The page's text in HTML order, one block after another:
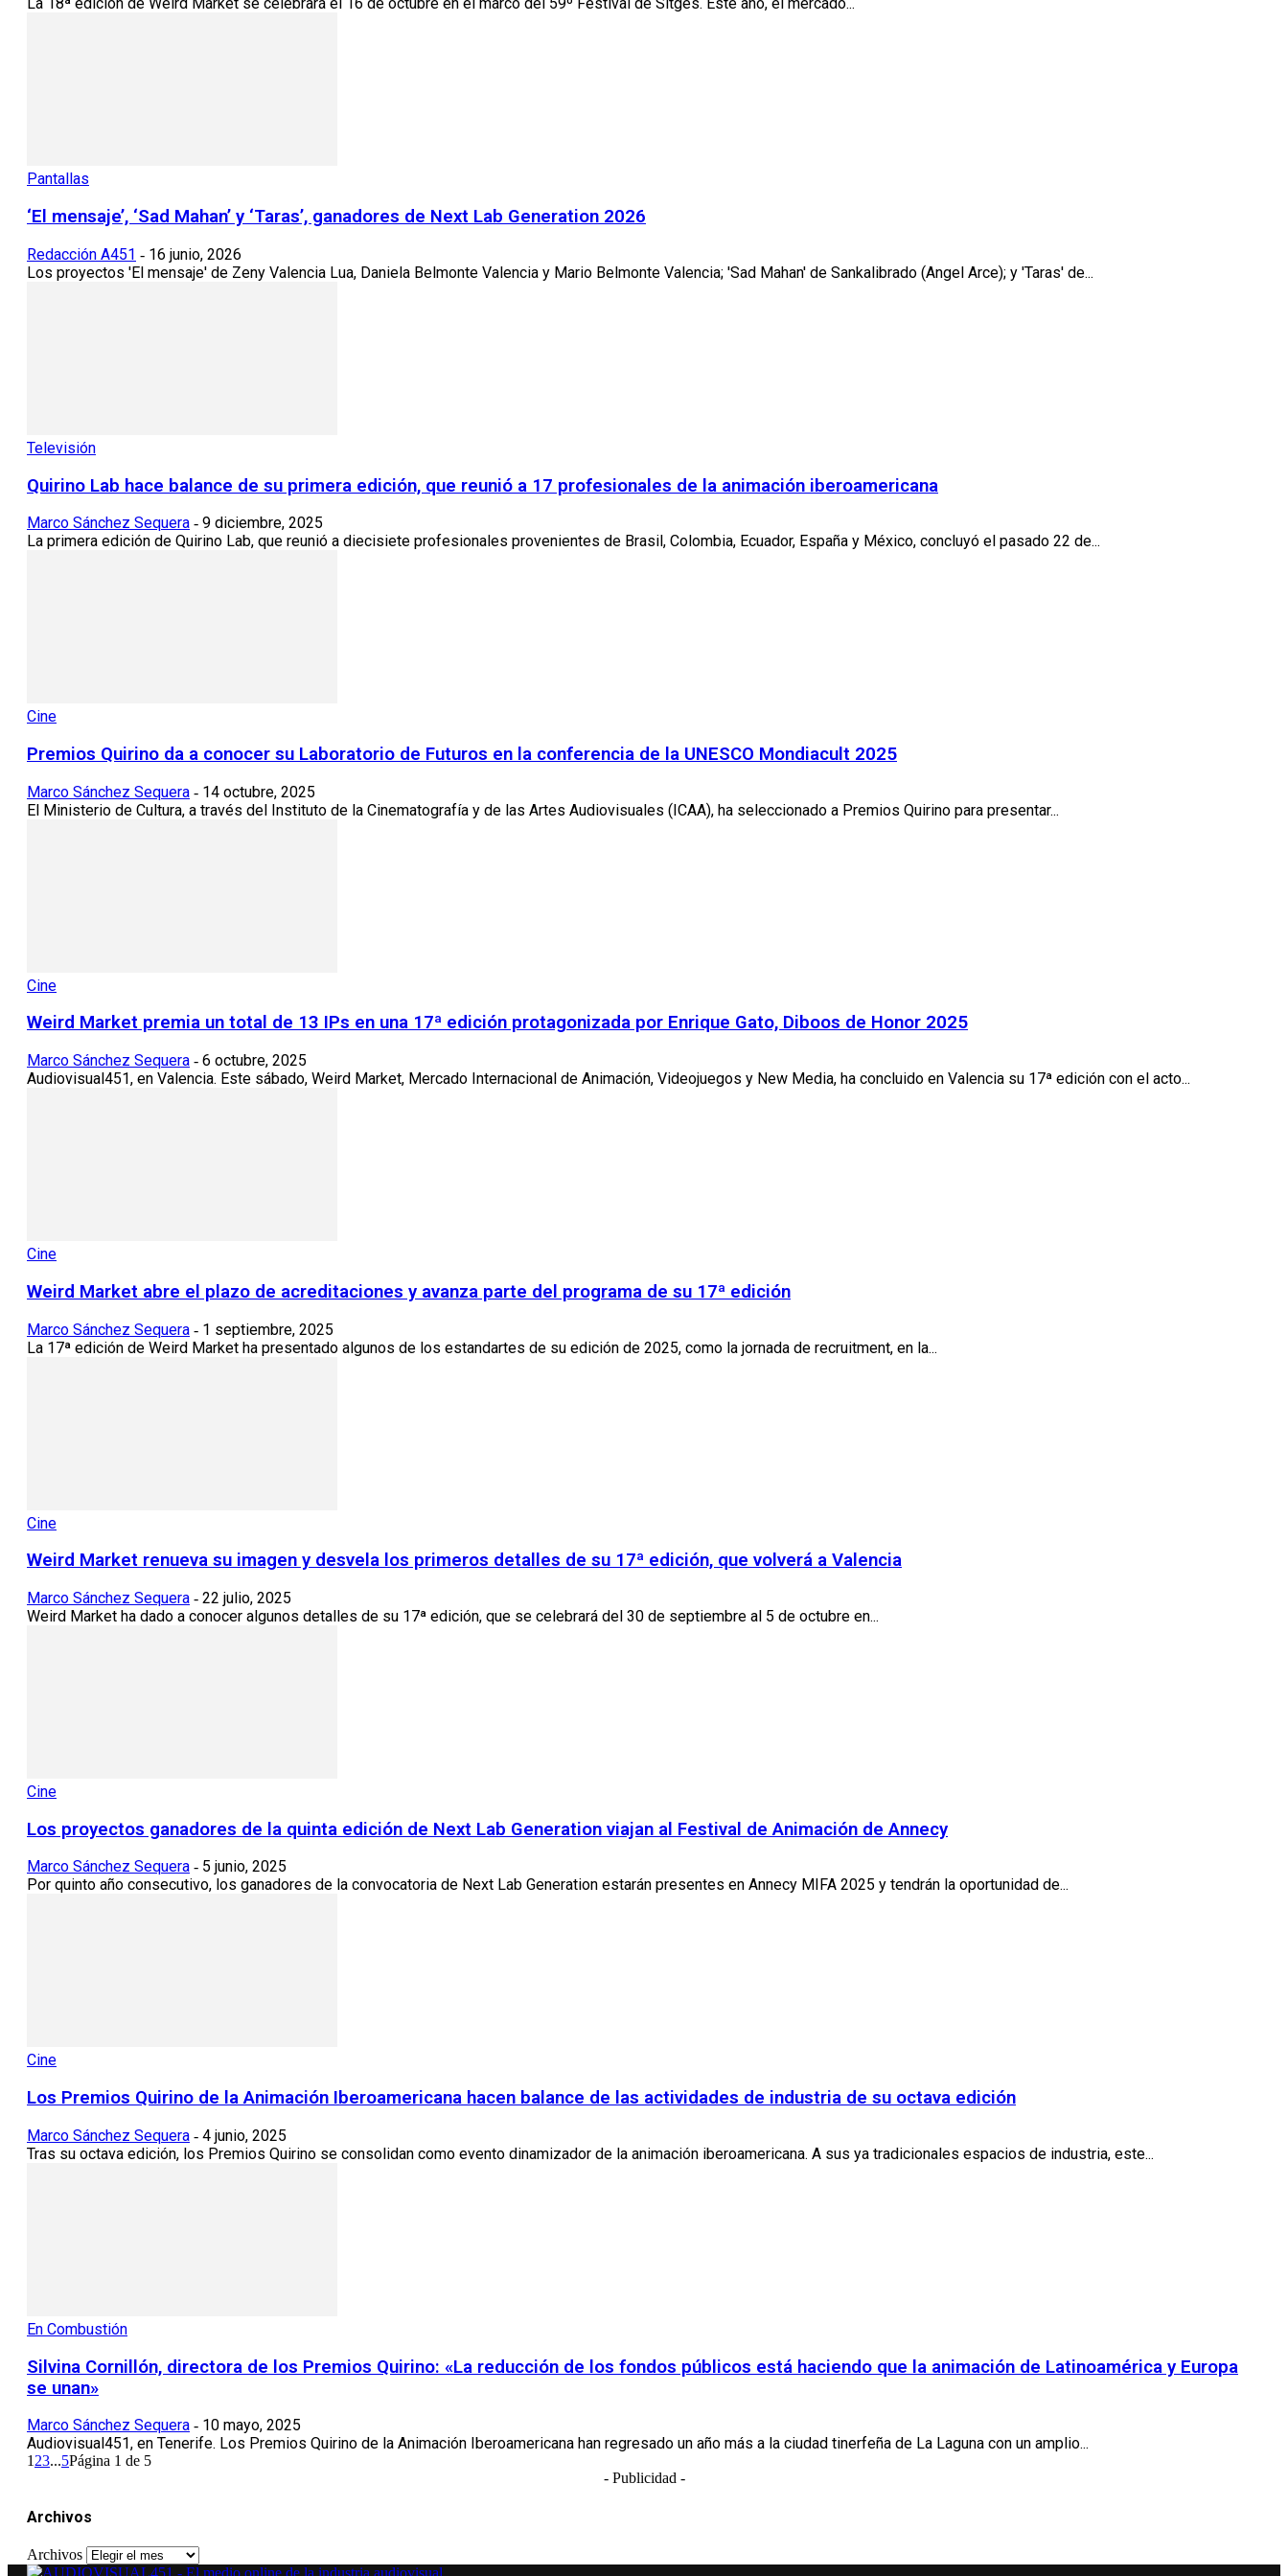
La 18ª edición de Weird Market se celebrará el 16 de octubre en el marco del 59º Festival de Sitges. Este año, el mercado...
Pantallas
‘El mensaje’, ‘Sad Mahan’ y ‘Taras’, ganadores de Next Lab Generation 2026
Redacción A451 - 16 junio, 2026
Los proyectos 'El mensaje' de Zeny Valencia Lua, Daniela Belmonte Valencia y Mario Belmonte Valencia; 'Sad Mahan' de Sankalibrado (Angel Arce); y 'Taras' de...
Televisión
Quirino Lab hace balance de su primera edición, que reunió a 17 profesionales de la animación iberoamericana
Marco Sánchez Sequera - 9 diciembre, 2025
La primera edición de Quirino Lab, que reunió a diecisiete profesionales provenientes de Brasil, Colombia, Ecuador, España y México, concluyó el pasado 22 de...
Cine
Premios Quirino da a conocer su Laboratorio de Futuros en la conferencia de la UNESCO Mondiacult 2025
Marco Sánchez Sequera - 14 octubre, 2025
El Ministerio de Cultura, a través del Instituto de la Cinematografía y de las Artes Audiovisuales (ICAA), ha seleccionado a Premios Quirino para presentar...
Cine
Weird Market premia un total de 13 IPs en una 17ª edición protagonizada por Enrique Gato, Diboos de Honor 2025
Marco Sánchez Sequera - 6 octubre, 2025
Audiovisual451, en Valencia. Este sábado, Weird Market, Mercado Internacional de Animación, Videojuegos y New Media, ha concluido en Valencia su 17ª edición con el acto...
Cine
Weird Market abre el plazo de acreditaciones y avanza parte del programa de su 17ª edición
Marco Sánchez Sequera - 1 septiembre, 2025
La 17ª edición de Weird Market ha presentado algunos de los estandartes de su edición de 2025, como la jornada de recruitment, en la...
Cine
Weird Market renueva su imagen y desvela los primeros detalles de su 17ª edición, que volverá a Valencia
Marco Sánchez Sequera - 22 julio, 2025
Weird Market ha dado a conocer algunos detalles de su 17ª edición, que se celebrará del 30 de septiembre al 5 de octubre en...
Cine
Los proyectos ganadores de la quinta edición de Next Lab Generation viajan al Festival de Animación de Annecy
Marco Sánchez Sequera - 5 junio, 2025
Por quinto año consecutivo, los ganadores de la convocatoria de Next Lab Generation estarán presentes en Annecy MIFA 2025 y tendrán la oportunidad de...
Cine
Los Premios Quirino de la Animación Iberoamericana hacen balance de las actividades de industria de su octava edición
Marco Sánchez Sequera - 4 junio, 2025
Tras su octava edición, los Premios Quirino se consolidan como evento dinamizador de la animación iberoamericana. A sus ya tradicionales espacios de industria, este...
En Combustión
Silvina Cornillón, directora de los Premios Quirino: «La reducción de los fondos públicos está haciendo que la animación de Latinoamérica y Europa
se unan»
Marco Sánchez Sequera - 10 mayo, 2025
Audiovisual451, en Tenerife. Los Premios Quirino de la Animación Iberoamericana han regresado un año más a la ciudad tinerfeña de La Laguna con un amplio...
1 23...5Página 1 de 5
- Publicidad -
Archivos
Archivos